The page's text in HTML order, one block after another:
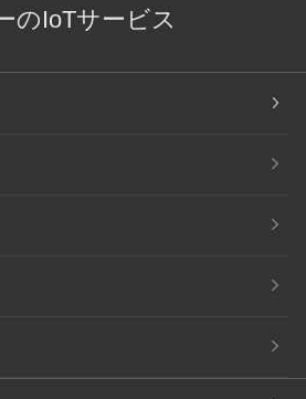
のIoTサービス